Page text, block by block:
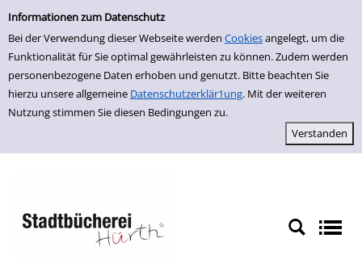
Einfache Suche
Informationen zum Datenschutz
Bei der Verwendung dieser Webseite werden Cookiesangelegt, um die
Funktionalität für Sie optimal gewährleisten zu können. Zudem werden
personenbezogene Daten erhoben und genutzt. Bitte beachten Sie
hierzu unsere allgemeine Datenschutzerklär1ung. Mit der weiteren
Nutzung stimmen Sie diesen Bedingungen zu.
zur Navigation springen
zum Inhalt springen
Zur Detailanzeige springen